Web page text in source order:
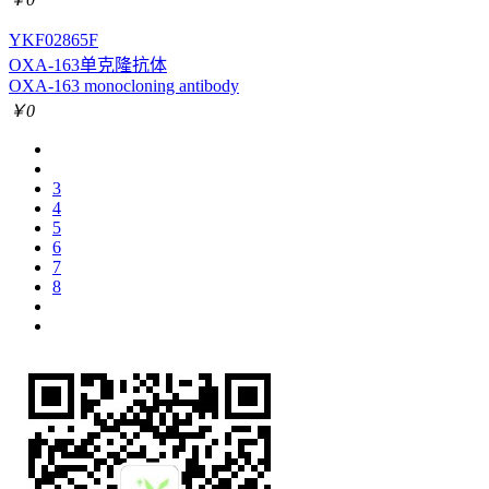
YKF02865F
OXA-163单克隆抗体
OXA-163 monocloning antibody
￥0
3
4
5
6
7
8